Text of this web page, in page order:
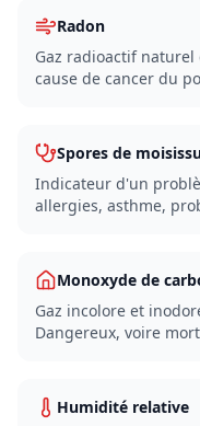
Radon
Gaz radioactif
cause de cancer du
Spores de
Indicateur d'un
allergies, asthme,
Monoxyde de
Gaz incolore et
Dangereux, voire
Humidité relative